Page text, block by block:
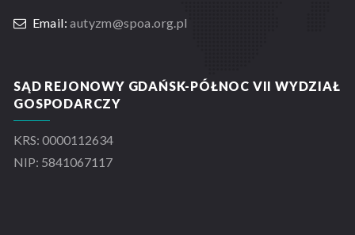
Email: autyzm@spoa.org.pl
SĄD REJONOWY GDAŃSK-PÓŁNOC VII WYDZIAŁ
GOSPODARCZY
KRS: 0000112634
NIP: 5841067117